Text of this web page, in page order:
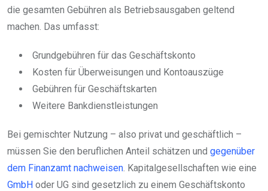
die gesamten Gebühren als Betriebsausgaben geltend
machen. Das umfasst:
Grundgebühren für das Geschäftskonto
Kosten für Überweisungen und Kontoauszüge
Gebühren für Geschäftskarten
Weitere Bankdienstleistungen
Bei gemischter Nutzung – also privat und geschäftlich –
müssen Sie den beruflichen Anteil schätzen und gegenüber
dem Finanzamt nachweisen . Kapitalgesellschaften wie eine
GmbH oder UG sind gesetzlich zu einem Geschäftskonto